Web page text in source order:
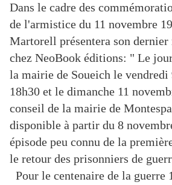
Dans le cadre des
de l'armistice du 11 novembre
Martorell présentera son
chez NeoBook éditions: " Le
la mairie de Soueich le vendredi
18h30 et le dimanche 11
conseil de la mairie de
disponible à partir du 8
épisode peu connu de la
le retour des prisonniers de
Pour le centenaire de la guerre